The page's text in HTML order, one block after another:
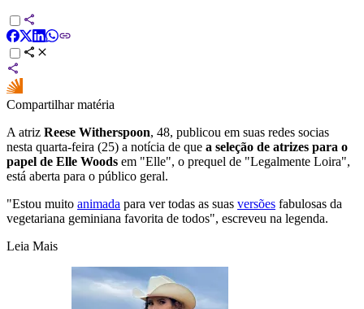
Compartilhar matéria
A atriz Reese Witherspoon, 48, publicou em suas redes socias
nesta quarta-feira (25) a notícia de que a seleção de atrizes para o
papel de Elle Woods em "Elle", o prequel de "Legalmente Loira",
está aberta para o público geral.
"Estou muito animada para ver todas as suas versões fabulosas da
vegetariana geminiana favorita de todos", escreveu na legenda.
Leia Mais